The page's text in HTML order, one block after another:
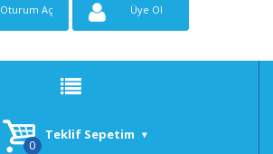
Oturum Aç Üye Ol
Teklif Sepetim